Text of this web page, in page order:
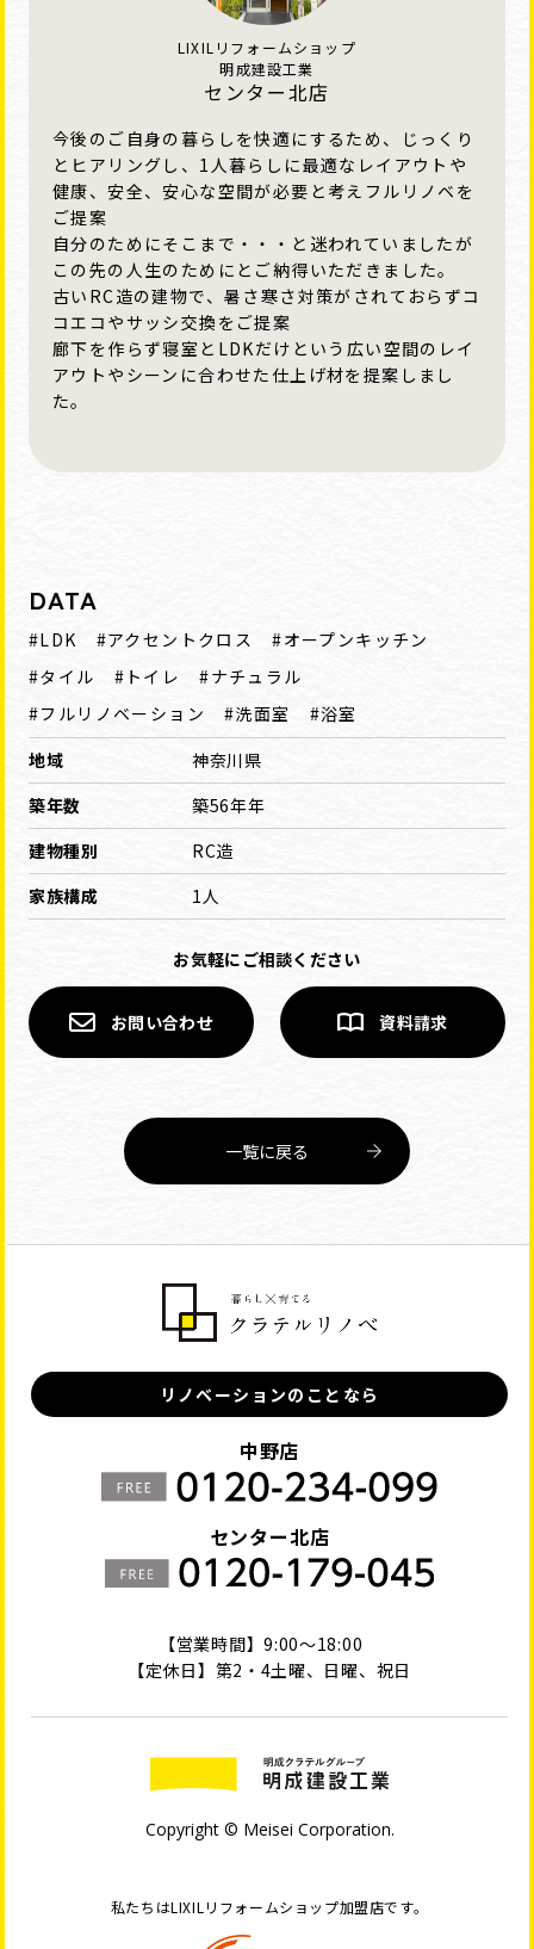
LIXILリフォームショップ
明成建設工業
センター北店
今後のご自身の暮らしを快適にするため、じっくり
とヒアリングし、1人暮らしに最適なレイアウトや
健康、安全、安心な空間が必要と考えフルリノベを
ご提案
自分のためにそこまで・・・と迷われていましたが
この先の人生のためにとご納得いただきました。
古いRC造の建物で、暑さ寒さ対策がされておらずコ
コエコやサッシ交換をご提案
廊下を作らず寝室とLDKだけという広い空間のレイ
アウトやシーンに合わせた仕上げ材を提案しまし
た。
DATA
#LDK #アクセントクロス
#オープンキッチン
#タイル
#トイレ
#ナチュラル
#フルリノベーション
#洗面室
#浴室
地域
神奈川県
築年数
築56年年
建物種別
RC造
家族構成
1人
お気軽にご相談ください
お問い合わせ 資料請求
一覧に戻る
リノベーションのことなら
中野店
センター北店
【営業時間】9:00～18:00
【定休日】第2・4土曜、日曜、祝日
Copyright © Meisei Corporation.
私たちはLIXILリフォームショップ加盟店です。